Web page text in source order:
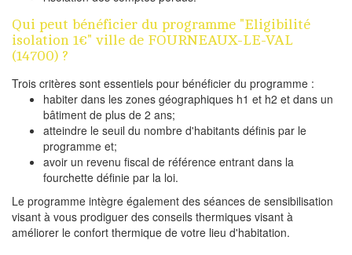
Qui peut bénéficier du programme "Eligibilité
isolation 1€" ville de FOURNEAUX-LE-VAL
(14700) ?
Trois critères sont essentiels pour bénéficier du programme :
habiter dans les zones géographiques h1 et h2 et dans un
bâtiment de plus de 2 ans;
atteindre le seuil du nombre d'habitants définis par le
programme et;
avoir un revenu fiscal de référence entrant dans la
fourchette définie par la loi.
Le programme intègre également des séances de sensibilisation
visant à vous prodiguer des conseils thermiques visant à
améliorer le confort thermique de votre lieu d'habitation.